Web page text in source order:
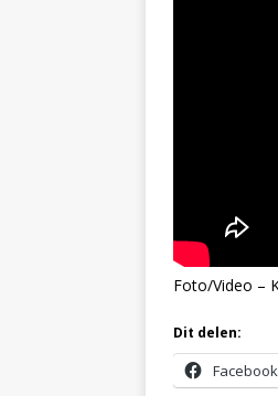
Foto/Video –
Dit delen:
Facebook